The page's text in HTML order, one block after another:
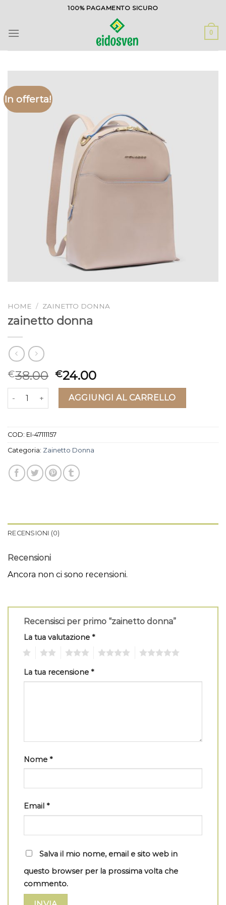
contenuti
100% PAGAMENTO SICURO
0
In offerta!
HOME / ZAINETTO DONNA
zainetto donna
€38.00 €24.00
zainetto donna quantitàAGGIUNGI AL CARRELLO
COD: EI-47111157
Categoria: Zainetto Donna
RECENSIONI (0)
Recensioni
Ancora non ci sono recensioni.
Recensisci per primo “zainetto donna”
La tua valutazione *
La tua recensione *
Nome *
Email *
Salva il mio nome, email e sito web in
questo browser per la prossima volta che
commento.